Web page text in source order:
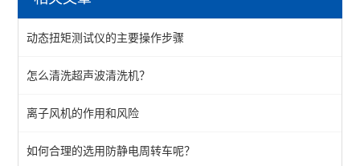
表面抵抗计
KANETEC高斯计
SIMCO测试仪
日本三丰千分表
MITUTOYO三丰
动态扭矩测试仪的主要操作步骤
怎么清洗超声波清洗机？
离子风机的作用和风险
如何合理的选用防静电周转车呢？